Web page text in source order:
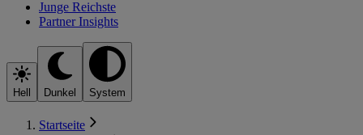
Junge Reichste
Partner Insights
Hell Dunkel System
Startseite